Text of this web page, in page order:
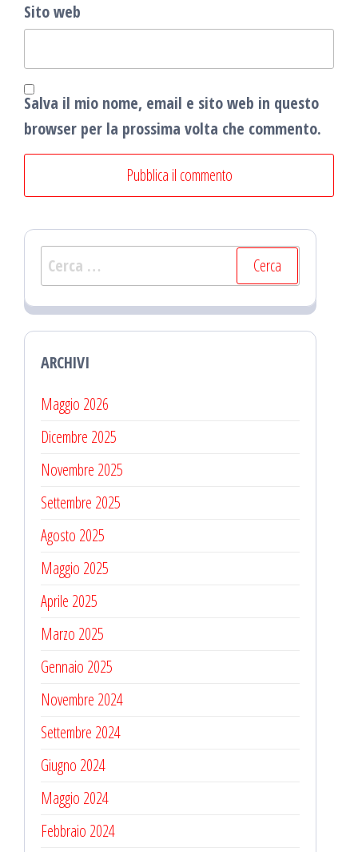
Sito web
Salva il mio nome, email e sito web in questo
browser per la prossima volta che commento.
Ricerca
per:
ARCHIVI
Maggio 2026
Dicembre 2025
Novembre 2025
Settembre 2025
Agosto 2025
Maggio 2025
Aprile 2025
Marzo 2025
Gennaio 2025
Novembre 2024
Settembre 2024
Giugno 2024
Maggio 2024
Febbraio 2024